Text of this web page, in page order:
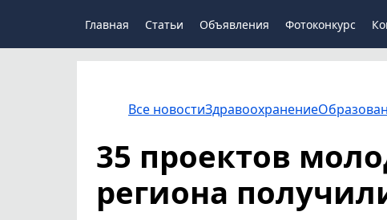
Главная Статьи Объявления Фотоконкурс
Все новостиЗдравоохранение
35 проектов
региона